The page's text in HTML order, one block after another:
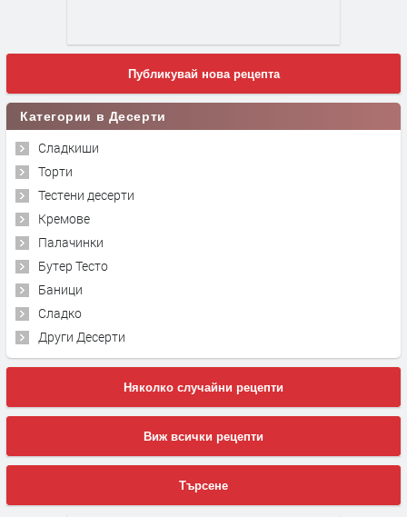
Публикувай нова рецепта
Категории в Десерти
Сладкиши
Торти
Тестени десерти
Кремове
Палачинки
Бутер Тесто
Баници
Сладко
Други Десерти
Няколко случайни рецепти
Виж всички рецепти
Търсене